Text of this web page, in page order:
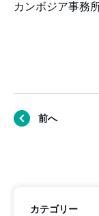
カンボジア事務
前へ
カテゴリー